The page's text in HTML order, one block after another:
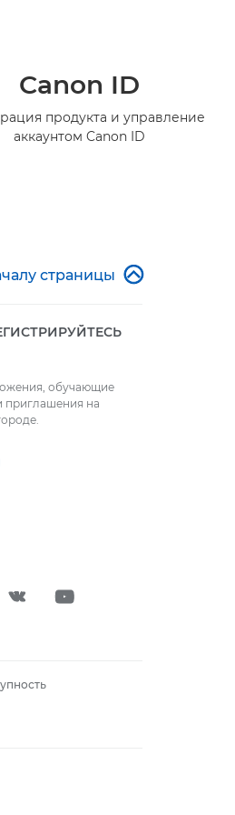
Canon ID
продукта и управление
аккаунтом Canon ID
страницы 
обучающие
приглашения на
 